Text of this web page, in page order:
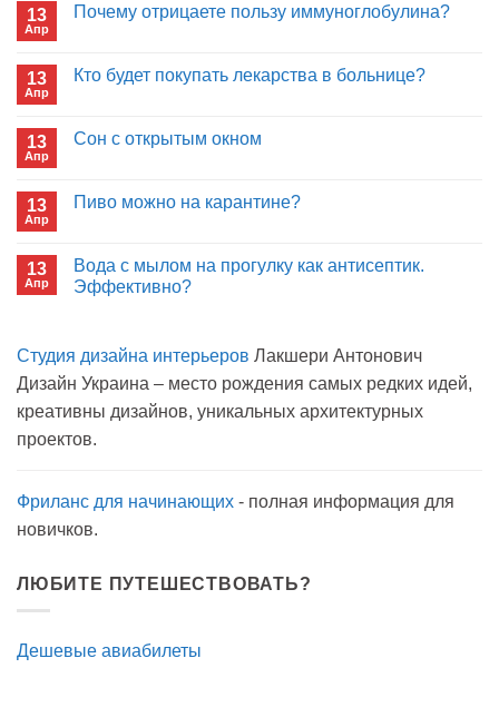
13
Апр
Почему отрицаете пользу иммуноглобулина?
Почему
13
Апр
Кто будет покупать лекарства в больнице?
Кто
в
13
Апр
Сон с открытым окном
Сон
13
Апр
Пиво можно на карантине?
Пиво
можно
13
Апр
Вода с мылом на прогулку как антисептик.
Эффективно?
Вода
мылом
прогулку
антисептик.
Студия дизайна интерьеров Лакшери Антонович
Дизайн Украина – место рождения самых редких идей,
креативны дизайнов, уникальных архитектурных
проектов.
Фриланс для начинающих - полная информация для
новичков.
ЛЮБИТЕ ПУТЕШЕСТВОВАТЬ?
Дешевые авиабилеты